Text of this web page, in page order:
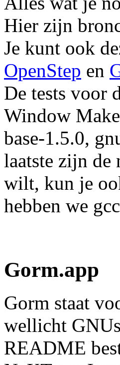
Hier zijn
Je kunt ook
OpenStep en
De tests voor
Window
base-1.5.0,
laatste zijn de
wilt, kun je
hebben we
Gorm.app
Gorm staat
wellicht
README